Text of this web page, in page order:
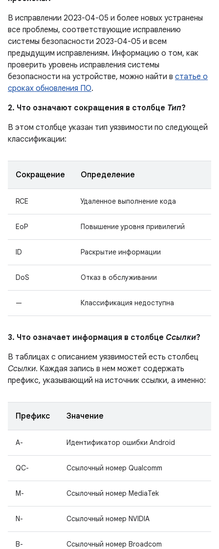
В исправлении 2023-04-05 и более новых устранены
все проблемы, соответствующие исправлению
системы безопасности 2023-04-05 и всем
предыдущим исправлениям. Информацию о том, как
проверить уровень исправления системы
безопасности на устройстве, можно найти в статье о
сроках обновления ПО.
2. Что означают сокращения в столбце Тип?
В этом столбце указан тип уязвимости по следующей
классификации:
Сокращение Определение
RCE Удаленное выполнение кода
EoP Повышение уровня привилегий
ID Раскрытие информации
DoS Отказ в обслуживании
— Классификация недоступна
3. Что означает информация в столбце Ссылки?
В таблицах с описанием уязвимостей есть столбец
Ссылки. Каждая запись в нем может содержать
префикс, указывающий на источник ссылки, а именно:
Префикс Значение
A- Идентификатор ошибки Android
QC- Ссылочный номер Qualcomm
M- Ссылочный номер MediaTek
N- Ссылочный номер NVIDIA
B- Ссылочный номер Broadcom